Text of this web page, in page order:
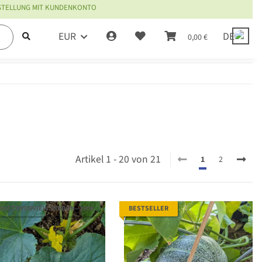
MIT KUNDENKONTO
EUR 0,00 € DE
Artikel 1 - 20 von 21 1 2
100# BESTSELLER